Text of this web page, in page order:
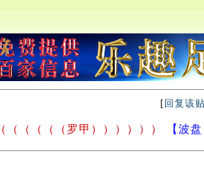
[ 回复该
（（（（（（罗甲）））））） 【波